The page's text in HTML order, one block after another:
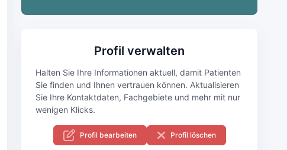
Profil verwalten
Halten Sie Ihre Informationen aktuell, damit Patienten
Sie finden und Ihnen vertrauen können. Aktualisieren
Sie Ihre Kontaktdaten, Fachgebiete und mehr mit nur
wenigen Klicks.
Profil bearbeiten Profil löschen